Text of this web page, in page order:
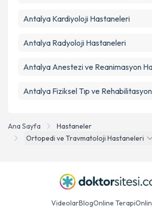
Antalya Kardiyoloji Hastaneleri
Antalya Radyoloji Hastaneleri
Antalya Anestezi ve Reanimasyon
Antalya Fiziksel Tıp ve Rehabilitasyon
Ana Sayfa
Hastaneler
Ortopedi ve Travmatoloji Hastaneleri
VideolarBlogOnline Terapi